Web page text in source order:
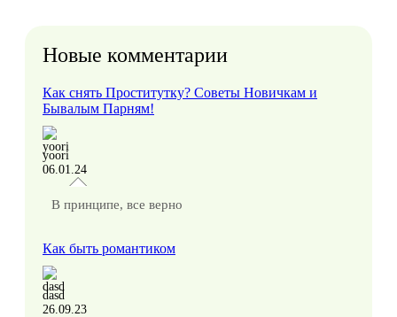
Новые комментарии
Как снять Проститутку? Советы Новичкам и
Бывалым Парням!
yoori
06.01.24
В принципе, все верно
Как быть романтиком
dasd
26.09.23